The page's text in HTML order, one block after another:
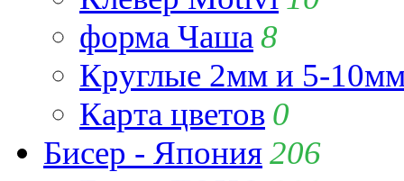
форма Чаша 8
Круглые 2мм и 5-
Карта цветов 0
Бисер - Япония206